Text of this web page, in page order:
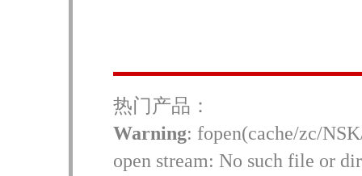
热门产品：
Warning: fopen(cache/zc/
open stream: No such file or